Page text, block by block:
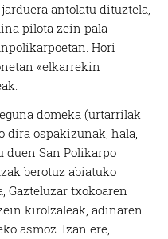
antolatu dituztela,
pilota zein pala
Hori
«elkarrekin
domeka (urtarrilak
dira ospakizunak; hala,
duen San Polikarpo
berotuz abiatuko
Gazteluzar txokoaren
kirolzaleak, adinaren
asmoz. Izan ere,